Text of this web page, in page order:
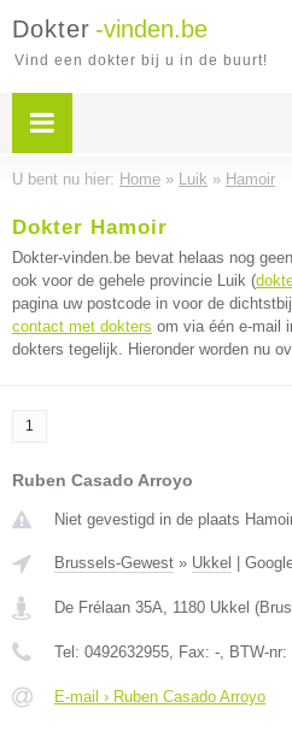
Dokter -vinden.be
Vind een dokter bij u in de buurt!
U bent nu hier: Home » Luik » Hamoir
Dokter Hamoir
Dokter-vinden.be bevat helaas nog geen
ook voor de gehele provincie Luik (
pagina uw postcode in voor de
contact met dokters om via één e-mail
dokters tegelijk. Hieronder worden nu
1
Ruben Casado Arroyo
Niet gevestigd in de plaats
Brussels-Gewest » Ukkel
De Frélaan 35A, 1180 Ukkel (
Tel: 0492632955, Fax: -, BTW-nr:
E-mail › Ruben Casado Arroyo